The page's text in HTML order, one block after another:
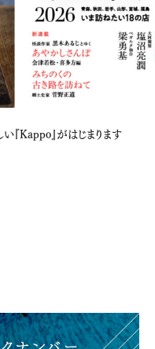
『Kappo』がはじまります